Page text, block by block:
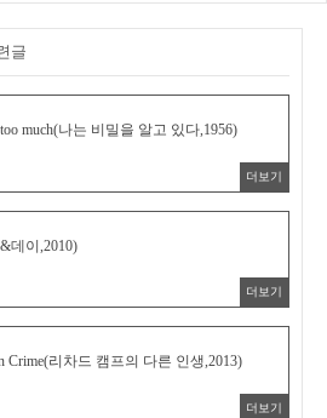
글
much(나는 비밀을 알고 있다,1956)
더보기
데이,2010)
더보기
Crime(리차드 캠프의 다른 인생,2013)
더보기